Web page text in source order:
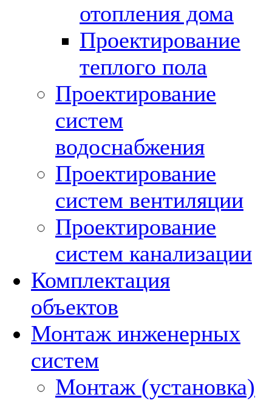
отопления дома
Проектирование
теплого пола
Проектирование
систем
водоснабжения
Проектирование
систем вентиляции
Проектирование
систем канализации
Комплектация
объектов
Монтаж инженерных
систем
Монтаж (установка)